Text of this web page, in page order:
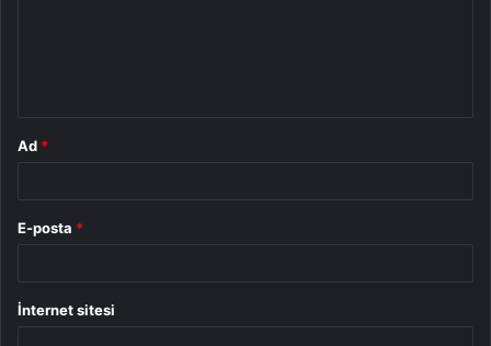
Ad *
E-posta *
İnternet sitesi